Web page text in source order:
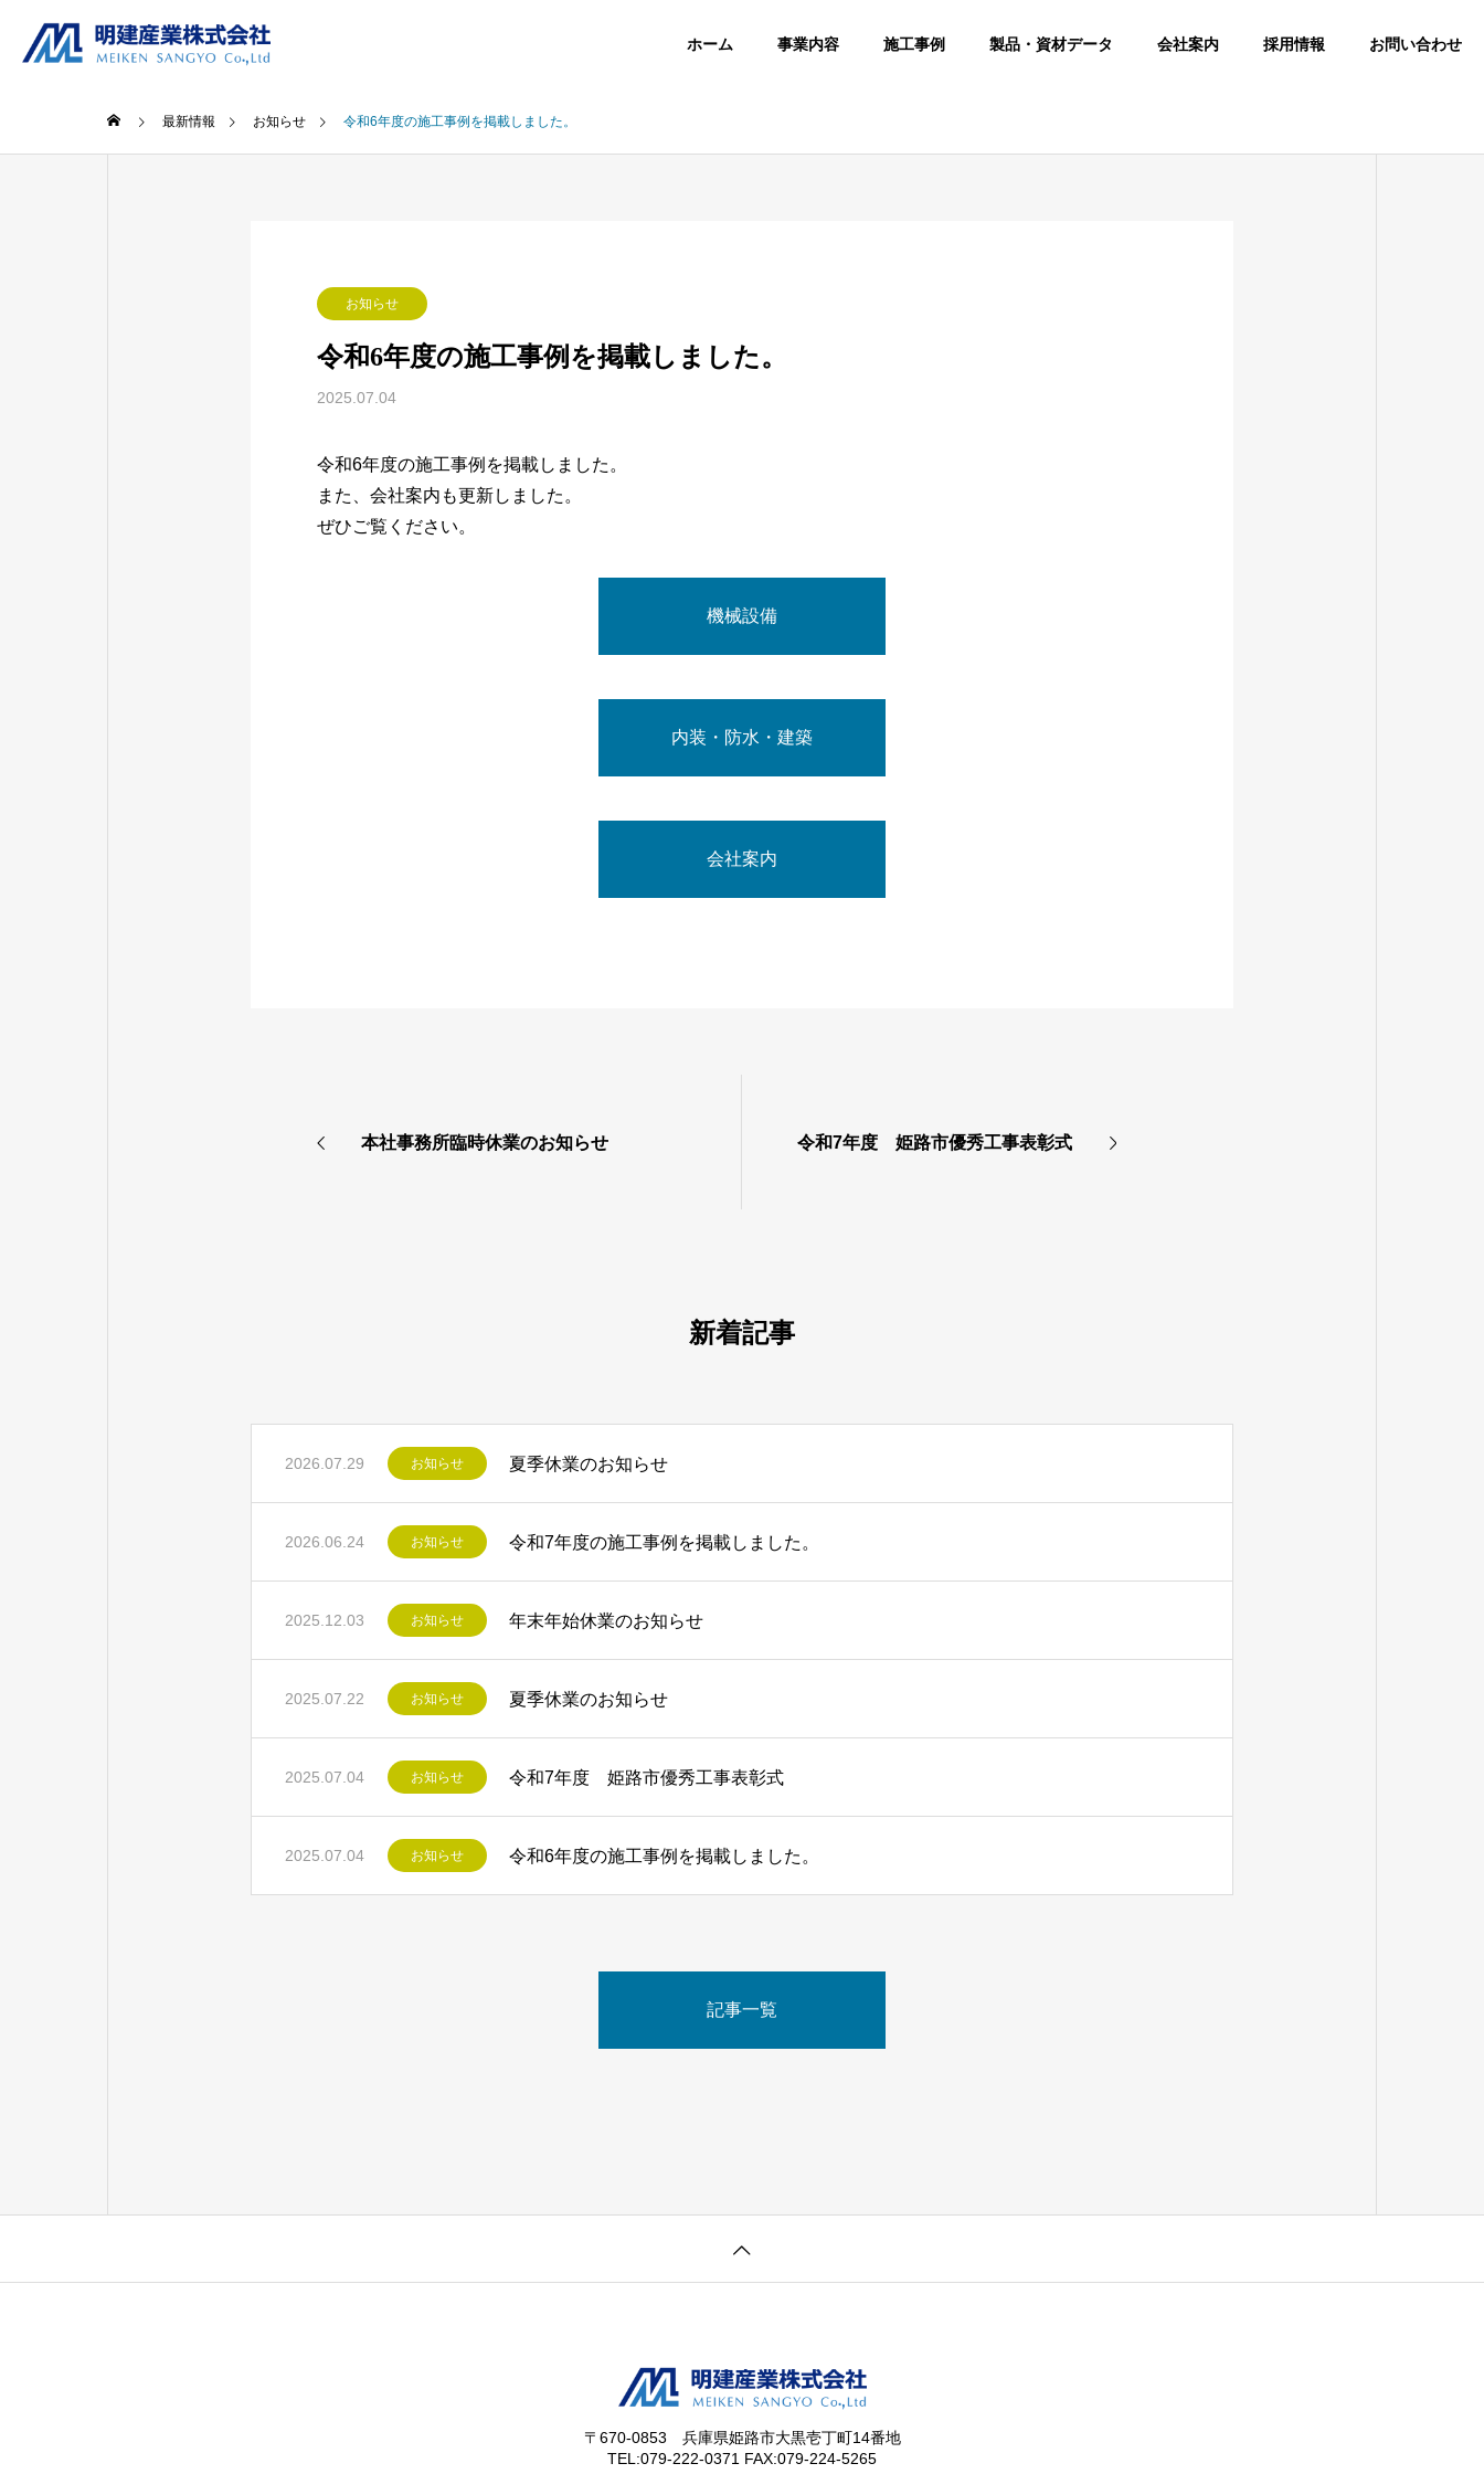
ホーム 事業内容 施工事例 製品・資材データ 会社案内 採用情報 お問い合わせ
最新情報 お知らせ 令和6年度の施工事例を掲載しました。
お知らせ
令和6年度の施工事例を掲載しました。
2025.07.04
令和6年度の施工事例を掲載しました。
また、会社案内も更新しました。
ぜひご覧ください。
機械設備
内装・防水・建築
会社案内
本社事務所臨時休業のお知らせ 令和7年度 姫路市優秀工事表彰式
新着記事
2026.07.29 お知らせ 夏季休業のお知らせ
2026.06.24 お知らせ 令和7年度の施工事例を掲載しました。
2025.12.03 お知らせ 年末年始休業のお知らせ
2025.07.22 お知らせ 夏季休業のお知らせ
2025.07.04 お知らせ 令和7年度 姫路市優秀工事表彰式
2025.07.04 お知らせ 令和6年度の施工事例を掲載しました。
記事一覧
〒670-0853 兵庫県姫路市大黒壱丁町14番地
TEL:079-222-0371 FAX:079-224-5265